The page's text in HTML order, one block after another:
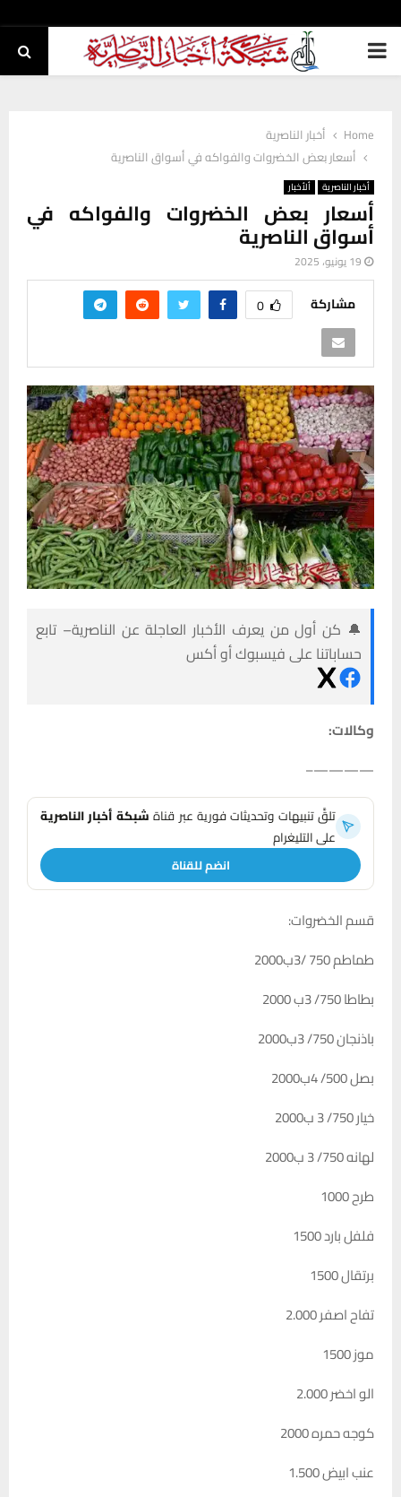
PRIMARY
Home
أخبار الناصرية
أسعار بعض الخضروات والفواكه في أسواق الناصرية
أخبار الناصرية ألأخبار
أسعار بعض الخضروات والفواكه في
أسواق الناصرية
19 يونيو، 2025
مشاركة 0
🔔 كن أول من يعرف الأخبار العاجلة عن الناصرية– تابع
حساباتنا على فيسبوك أو أكس
وكالات:
————–
تلقَّ تنبيهات وتحديثات فورية عبر قناةشبكة أخبار الناصرية
على التليغرام
انضم للقناة
قسم الخضروات:
طماطم 750 /3ب2000
بطاطا 750/ 3ب 2000
باذنجان 750/ 3ب2000
بصل 500/ 4ب2000
خيار 750/ 3 ب2000
لهانه 750/ 3 ب2000
طرح 1000
فلفل بارد 1500
برتقال 1500
تفاح اصفر 2.000
موز 1500
الو اخضر 2.000
كوجه حمره 2000
عنب ابيض 1.500